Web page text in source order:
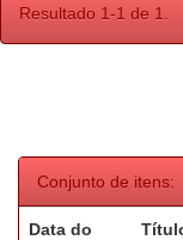
Resultado 1-1 de 1.
Conjunto de itens:
Data do